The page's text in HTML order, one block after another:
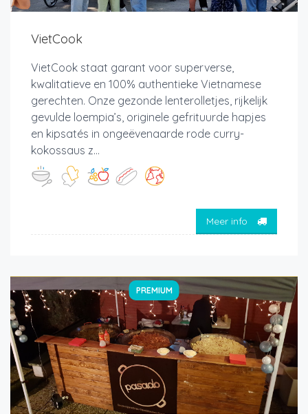
VietCook
VietCook staat garant voor superverse,
kwalitatieve en 100% authentieke Vietnamese
gerechten. Onze gezonde lenterolletjes, rijkelijk
gevulde loempia’s, originele gefrituurde hapjes
en kipsatés in ongeëvenaarde rode curry-
kokossaus z...
Meer info
PREMIUM